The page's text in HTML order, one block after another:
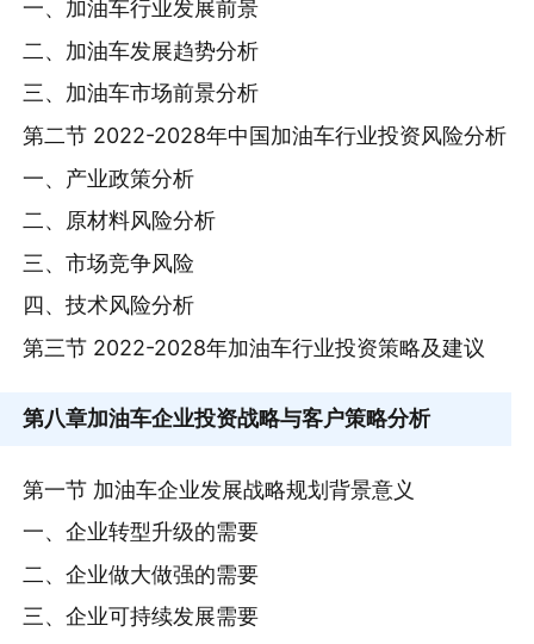
一、加油车行业发展前景
二、加油车发展趋势分析
三、加油车市场前景分析
第二节 2022-2028年中国加油车行业投资风险分析
一、产业政策分析
二、原材料风险分析
三、市场竞争风险
四、技术风险分析
第三节 2022-2028年加油车行业投资策略及建议
第八章加油车企业投资战略与客户策略分析
第一节 加油车企业发展战略规划背景意义
一、企业转型升级的需要
二、企业做大做强的需要
三、企业可持续发展需要